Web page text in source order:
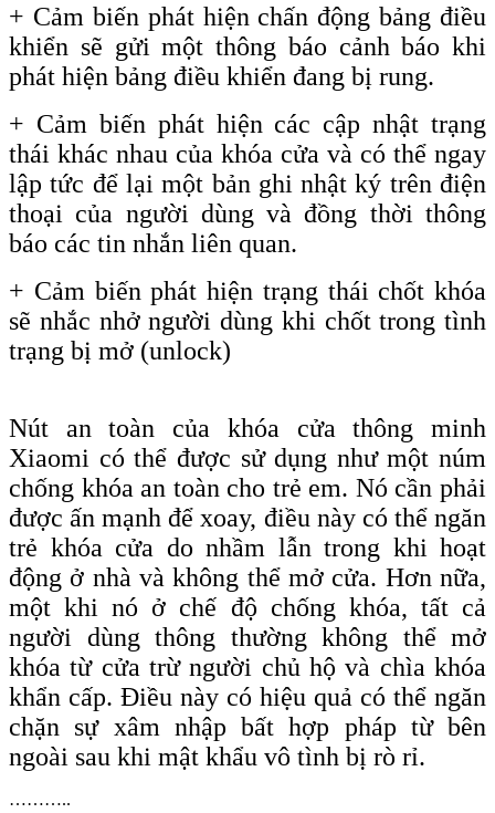
+ Cảm biến phát hiện chấn động bảng điều
khiển sẽ gửi một thông báo cảnh báo khi
phát hiện bảng điều khiển đang bị rung.
+ Cảm biến phát hiện các cập nhật trạng
thái khác nhau của khóa cửa và có thể ngay
lập tức để lại một bản ghi nhật ký trên điện
thoại của người dùng và đồng thời thông
báo các tin nhắn liên quan.
+ Cảm biến phát hiện trạng thái chốt khóa
sẽ nhắc nhở người dùng khi chốt trong tình
trạng bị mở (unlock)
Nút an toàn của khóa cửa thông minh
Xiaomi có thể được sử dụng như một núm
chống khóa an toàn cho trẻ em. Nó cần phải
được ấn mạnh để xoay, điều này có thể ngăn
trẻ khóa cửa do nhầm lẫn trong khi hoạt
động ở nhà và không thể mở cửa. Hơn nữa,
một khi nó ở chế độ chống khóa, tất cả
người dùng thông thường không thể mở
khóa từ cửa trừ người chủ hộ và chìa khóa
khẩn cấp. Điều này có hiệu quả có thể ngăn
chặn sự xâm nhập bất hợp pháp từ bên
ngoài sau khi mật khẩu vô tình bị rò rỉ.
………..